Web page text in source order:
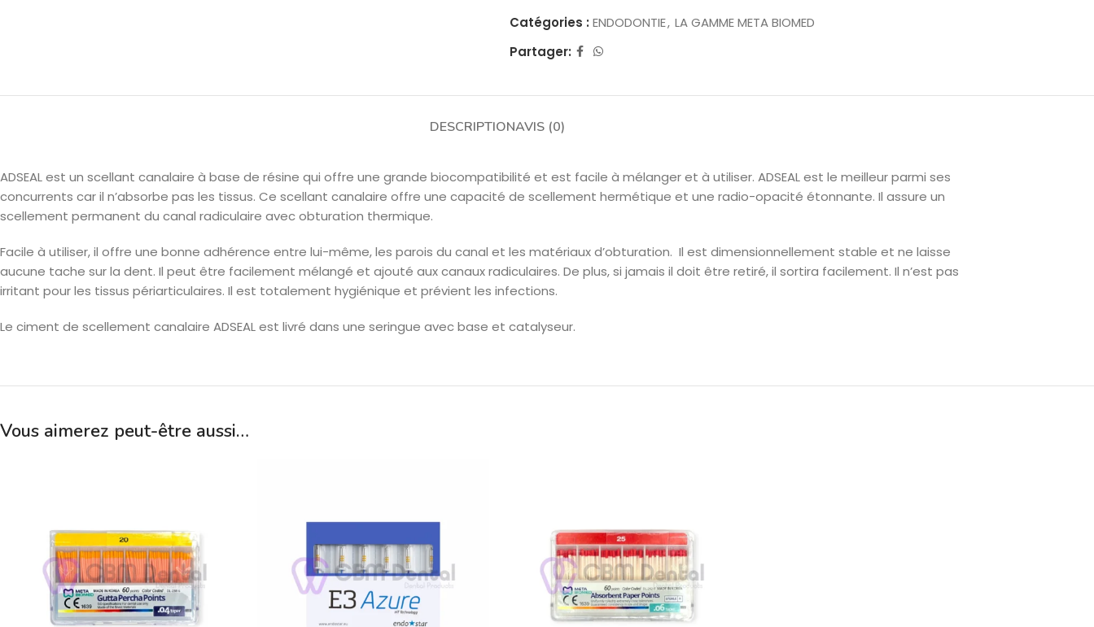
Catégories : ENDODONTIE, LA GAMME META BIOMED
Partager:
DESCRIPTIONAVIS (0)
ADSEAL est un scellant canalaire à base de résine qui offre une grande biocompatibilité et est facile à mélanger et à utiliser. ADSEAL est le meilleur parmi ses
concurrents car il n’absorbe pas les tissus. Ce scellant canalaire offre une capacité de scellement hermétique et une radio-opacité étonnante. Il assure un
scellement permanent du canal radiculaire avec obturation thermique.
Facile à utiliser, il offre une bonne adhérence entre lui-même, les parois du canal et les matériaux d’obturation. Il est dimensionnellement stable et ne laisse
aucune tache sur la dent. Il peut être facilement mélangé et ajouté aux canaux radiculaires. De plus, si jamais il doit être retiré, il sortira facilement. Il n’est pas
irritant pour les tissus périarticulaires. Il est totalement hygiénique et prévient les infections.
Le ciment de scellement canalaire ADSEAL est livré dans une seringue avec base et catalyseur.
Vous aimerez peut-être aussi…